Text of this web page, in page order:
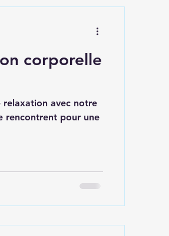
corporelle
avec notre
rencontrent pour une